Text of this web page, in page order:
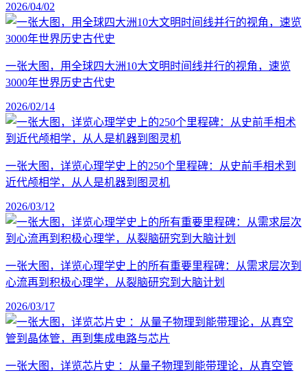
2026/04/02
一张大图，用全球四大洲10大文明时间线并行的视角，速览
3000年世界历史古代史
2026/02/14
一张大图，详览心理学史上的250个里程碑：从史前手相术到
近代颅相学，从人是机器到图灵机
2026/03/12
一张大图，详览心理学史上的所有重要里程碑：从需求层次到
心流再到积极心理学，从裂脑研究到大脑计划
2026/03/17
一张大图，详览芯片史 ：从量子物理到能带理论，从真空管